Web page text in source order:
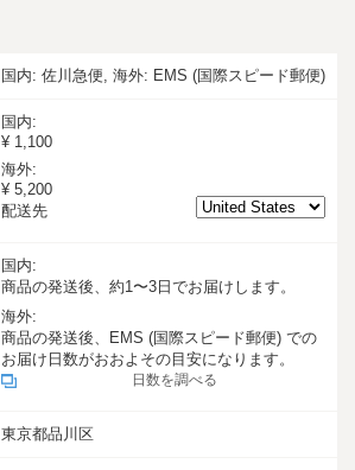
国内: 佐川急便, 海外: EMS (国際スピード郵便)
国内:
¥ 1,100
海外:
¥ 5,200
配送先
国内:
商品の発送後、約1〜3日でお届けします。
海外:
商品の発送後、EMS (国際スピード郵便) での
お届け日数がおおよその目安になります。
日数を調べる
東京都品川区